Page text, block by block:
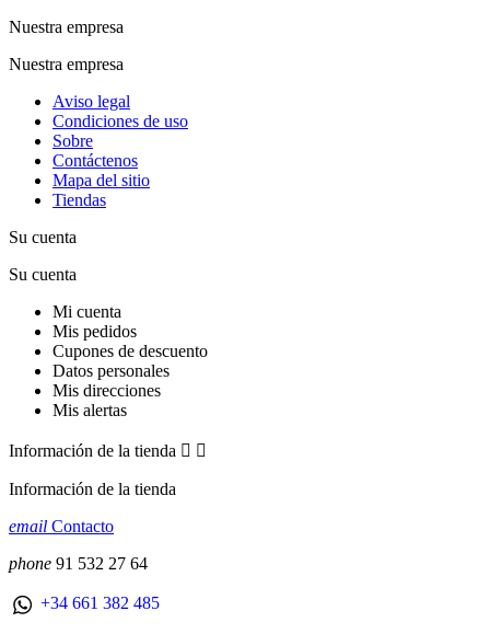
Nuestra empresa
Nuestra empresa
Aviso legal
Condiciones de uso
Sobre
Contáctenos
Mapa del sitio
Tiendas
Su cuenta
Su cuenta
Mi cuenta
Mis pedidos
Cupones de descuento
Datos personales
Mis direcciones
Mis alertas
Información de la tienda  
Información de la tienda
email Contacto
phone 91 532 27 64
+34 661 382 485